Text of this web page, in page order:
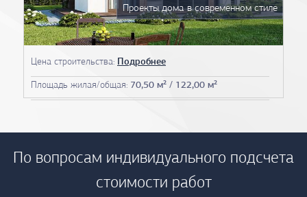
Цена строительства: Подробнее
Площадь жилая/общая: 70,50 м² / 122,00 м²
Проекты дома в современном стиле
По вопросам индивидуального подсчета
стоимости работ